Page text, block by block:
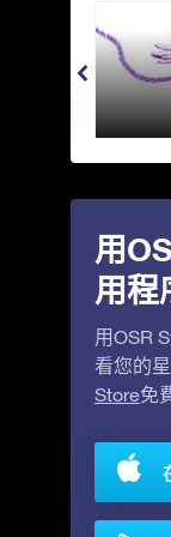
用
用程
用OSR
看您的
Store免